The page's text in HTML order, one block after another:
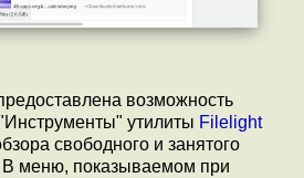
возможность
утилиты Filelight
свободного и занятого
В меню, показываемом при